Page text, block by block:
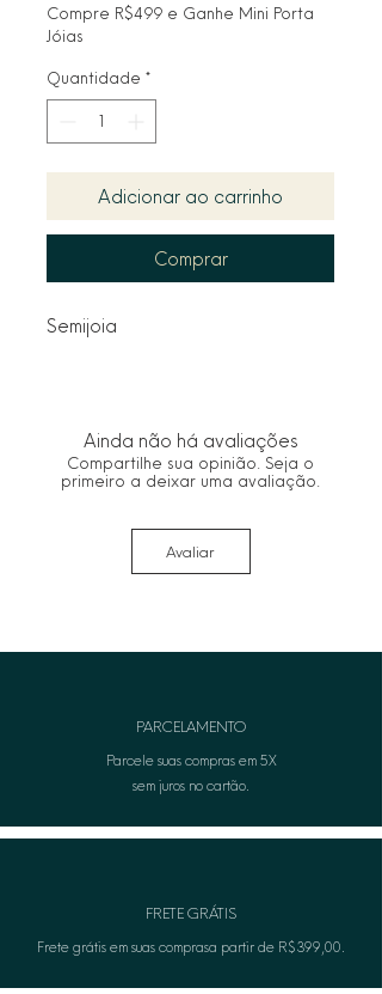
Compre R$499 e Ganhe Mini Porta
Jóias
Quantidade *
Adicionar ao carrinho
Comprar
Semijoia
Ainda não há avaliações
Compartilhe sua opinião. Seja o
primeiro a deixar uma avaliação.
Avaliar
PARCELAMENTO
Parcele suas compras em 5X
sem juros no cartão.
FRETE GRÁTIS
Frete grátis em suas comprasa partir de R$399,00.